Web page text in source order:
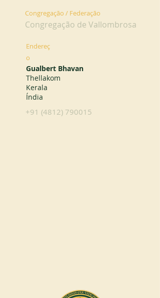
Congregação / Federação
Congregação de Vallombrosa
Endereç
o
Gualbert Bhavan
Thellakom
Kerala
Índia
+91 (4812) 790015